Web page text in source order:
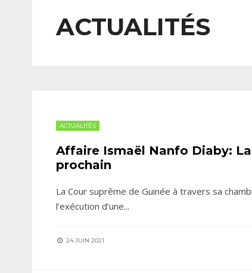
ACTUALITÉS
ACTUALITÉS
Affaire Ismaël Nanfo Diaby:
prochain
La Cour suprême de Guinée à travers sa
l’exécution d’une...
24 JUIN 2021